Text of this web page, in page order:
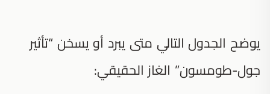
يوضح الجدول التالي متى يبرد أو يسخن “تأثير
جول-طومسون” الغاز الحقيقي: